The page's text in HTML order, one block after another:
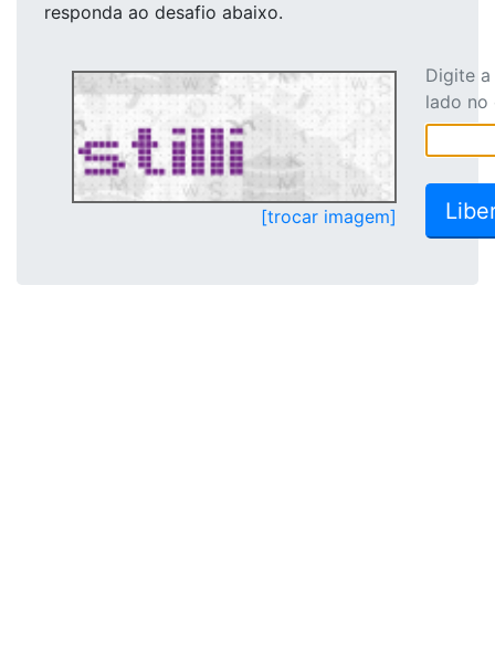
responda ao desafio abaixo.
[trocar imagem]
Digite
lado no